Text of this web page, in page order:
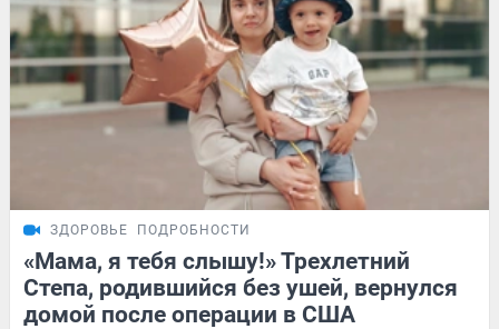
ЗДОРОВЬЕ ПОДРОБНОСТИ
«Мама, я тебя слышу!» Трехлетний
Степа, родившийся без ушей, вернулся
домой после операции в США